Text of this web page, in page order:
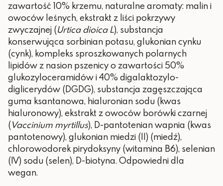
zawartość 10% krzemu, naturalne aromaty: malin i
owoców leśnych, ekstrakt z liści pokrzywy
zwyczajnej (Urtica dioica L), substancja
konserwująca sorbinian potasu, glukonian cynku
(cynk), kompleks sproszkowanych polarnych
lipidów z nasion pszenicy o zawartości 50%
glukozyloceramidów i 40% digalaktozylo-
diglicerydów (DGDG), substancja zagęszczająca
guma ksantanowa, hialuronian sodu (kwas
hialuronowy), ekstrakt z owoców borówki czarnej
(Vaccinium myrtillus), D-pantotenian wapnia (kwas
pantotenowy), glukonian miedzi (II) (miedź),
chlorowodorek pirydoksyny (witamina B6), selenian
(IV) sodu (selen), D-biotyna. Odpowiedni dla
wegan.